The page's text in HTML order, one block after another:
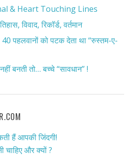
& Heart Touching Lines
विवाद, रिकॉर्ड, वर्तमान
40 पहलवानों को पटक देता था “रुस्तम-ए-
बनती तो… बच्चे “सावधान” !
हैं आपकी जिंदगी!
चाहिए और क्यों ?